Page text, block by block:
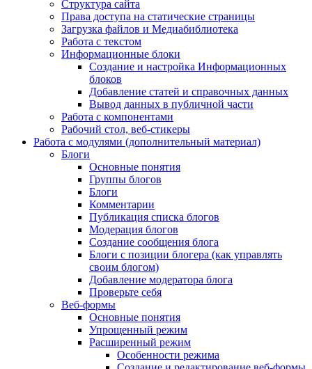
Структура сайта
Права доступа на статические страницы
Загрузка файлов и Медиабиблиотека
Работа с текстом
Информационные блоки
Создание и настройка Информационных
блоков
Добавление статей и справочных данных
Вывод данных в публичной части
Работа с компонентами
Рабочий стол, веб-стикеры
Работа с модулями (дополнительный материал)
Блоги
Основные понятия
Группы блогов
Блоги
Комментарии
Публикация списка блогов
Модерация блогов
Создание сообщения блога
Блоги с позиции блогера (как управлять
своим блогом)
Добавление модератора блога
Проверьте себя
Веб-формы
Основные понятия
Упрощенный режим
Расширенный режим
Особенности режима